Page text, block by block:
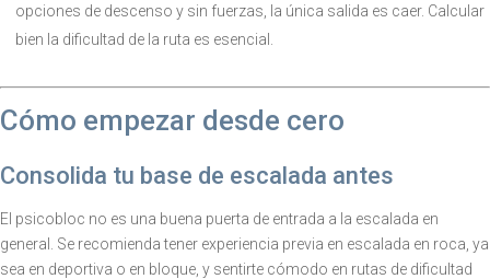
opciones de descenso y sin fuerzas, la única salida es caer. Calcular
bien la dificultad de la ruta es esencial.
Cómo empezar desde cero
Consolida tu base de escalada antes
El psicobloc no es una buena puerta de entrada a la escalada en
general. Se recomienda tener experiencia previa en escalada en roca, ya
sea en deportiva o en bloque, y sentirte cómodo en rutas de dificultad